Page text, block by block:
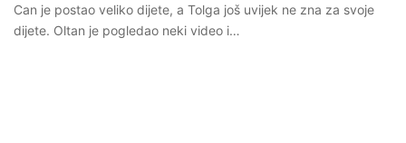
Can je postao veliko dijete, a Tolga još uvijek ne zna za svoje
dijete. Oltan je pogledao neki video i…